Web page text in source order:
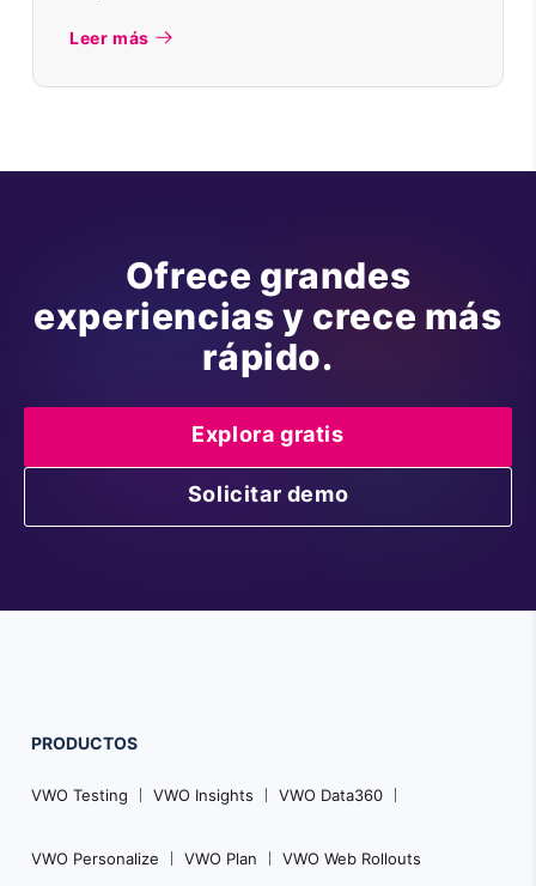
Leer más
Ofrece grandes
experiencias y crece más
rápido.
Explora gratis
Solicitar demo
PRODUCTOS
VWO Testing VWO Insights VWO Data360
VWO Personalize VWO Plan VWO Web Rollouts